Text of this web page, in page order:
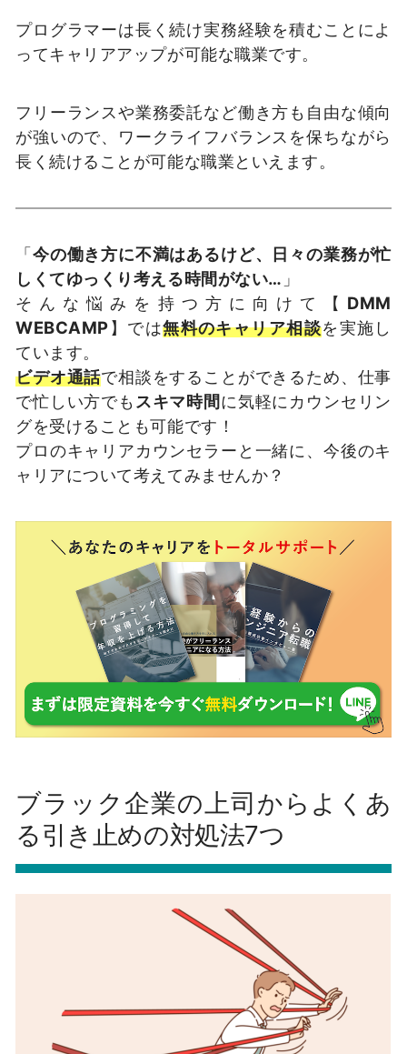
プログラマーは長く続け実務経験を積むことによ
ってキャリアアップが可能な職業です。
フリーランスや業務委託など働き方も自由な傾向
が強いので、ワークライフバランスを保ちながら
長く続けることが可能な職業といえます。
「今の働き方に不満はあるけど、日々の業務が忙
しくてゆっくり考える時間がない… 」
そんな悩みを持つ方に向けて【 DMM
WEBCAMP】では無料のキャリア相談を実施し
ています。
ビデオ通話で相談をすることができるため、仕事
で忙しい方でも スキマ時間に気軽にカウンセリン
グを受けることも可能です！
プロのキャリアカウンセラーと一緒に、今後のキ
ャリアについて考えてみませんか？
ブラック企業の上司からよくあ
る引き止めの対処法7つ